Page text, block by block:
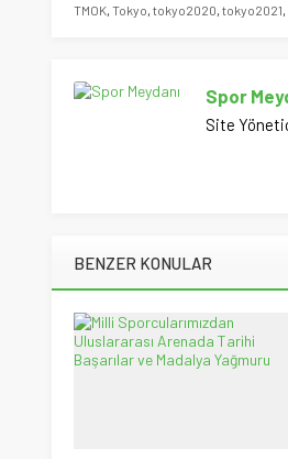
TMOK, Tokyo, tokyo2020, tokyo2021,
Spor
Site
BENZER KONULAR